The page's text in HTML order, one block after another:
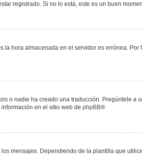
registrado. Si no lo está, este es un buen
hora almacenada en el servidor es errónea.
o nadie ha creado una traducción. Pregúntele a
en el sitio web de phpBB®
mensajes. Dependiendo de la plantilla que